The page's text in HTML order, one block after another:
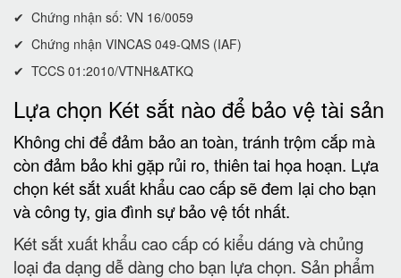
✔ Chứng nhận số: VN 16/0059
✔ Chứng nhận VINCAS 049-QMS (IAF)
✔ TCCS 01:2010/VTNH&ATKQ
Lựa chọn Két sắt nào để bảo vệ tài sản
Không chi để đảm bảo an toàn, tránh trộm cắp mà
còn đảm bảo khi gặp rủi ro, thiên tai họa hoạn. Lựa
chọn két sắt xuất khẩu cao cấp sẽ đem lại cho bạn
và công ty, gia đình sự bảo vệ tốt nhất.
Két sắt xuất khẩu cao cấp có kiểu dáng và chủng
loại đa dạng dễ dàng cho bạn lựa chọn. Sản phẩm